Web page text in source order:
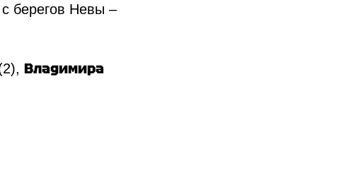
берегов Невы –
Владимира